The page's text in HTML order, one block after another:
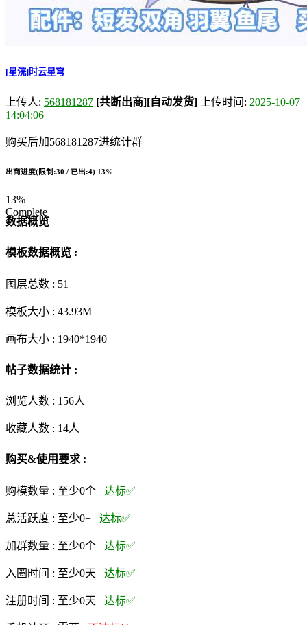
[星浣]时云星穹
上传人: 568181287 [共断出商][自动发货] 上传时间: 2025-10-07
14:04:06
购买后加568181287进统计群
出商进度(限制:30 / 已出:4) 13%
13%
Complete
数据概览
模板数据概览 :
图层总数 : 51
模板大小 : 43.93M
画布大小 : 1940*1940
帖子数据统计 :
浏览人数 : 156人
收藏人数 : 14人
购买&使用要求 :
购模数量 : 至少0个 达标✅
总活跃度 : 至少0+ 达标✅
加群数量 : 至少0个 达标✅
入圈时间 : 至少0天 达标✅
注册时间 : 至少0天 达标✅